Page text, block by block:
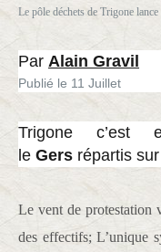
Le pôle déchets de Trigone
Par Alain Gravil
Publié le 11 Juillet
Trigone c’est
le Gers répartis
Le vent de protestation
des effectifs; L’unique